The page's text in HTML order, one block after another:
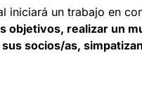
iniciará un trabajo en
objetivos, realizar un
socios/as,